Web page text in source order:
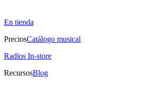
En tienda
PreciosCatálogo musical
Radios In-store
RecursosBlog